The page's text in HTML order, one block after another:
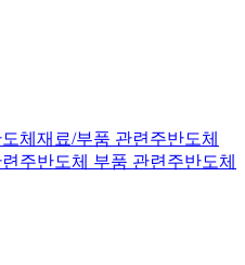
체재료/부품 관련주반도체
주반도체 부품 관련주반도체